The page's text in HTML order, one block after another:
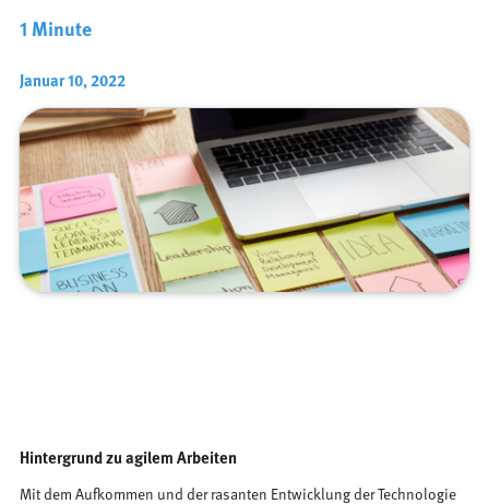
1 Minute
Januar 10, 2022
Hintergrund zu agilem Arbeiten
Mit dem Aufkommen und der rasanten Entwicklung der Technologie